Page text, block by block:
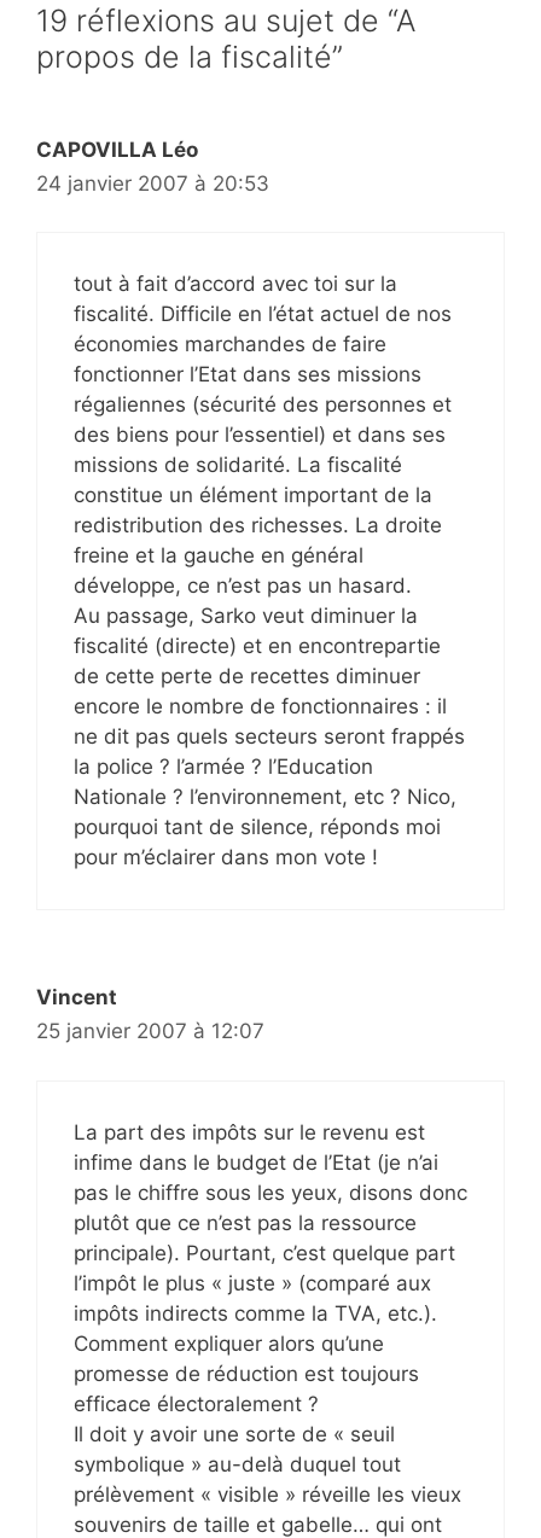
19 réflexions au sujet de “A
propos de la fiscalité”
CAPOVILLA Léo
24 janvier 2007 à 20:53
tout à fait d’accord avec toi sur la
fiscalité. Difficile en l’état actuel de nos
économies marchandes de faire
fonctionner l’Etat dans ses missions
régaliennes (sécurité des personnes et
des biens pour l’essentiel) et dans ses
missions de solidarité. La fiscalité
constitue un élément important de la
redistribution des richesses. La droite
freine et la gauche en général
développe, ce n’est pas un hasard.
Au passage, Sarko veut diminuer la
fiscalité (directe) et en encontrepartie
de cette perte de recettes diminuer
encore le nombre de fonctionnaires : il
ne dit pas quels secteurs seront frappés
la police ? l’armée ? l’Education
Nationale ? l’environnement, etc ? Nico,
pourquoi tant de silence, réponds moi
pour m’éclairer dans mon vote !
Vincent
25 janvier 2007 à 12:07
La part des impôts sur le revenu est
infime dans le budget de l’Etat (je n’ai
pas le chiffre sous les yeux, disons donc
plutôt que ce n’est pas la ressource
principale). Pourtant, c’est quelque part
l’impôt le plus « juste » (comparé aux
impôts indirects comme la TVA, etc.).
Comment expliquer alors qu’une
promesse de réduction est toujours
efficace électoralement ?
Il doit y avoir une sorte de « seuil
symbolique » au-delà duquel tout
prélèvement « visible » réveille les vieux
souvenirs de taille et gabelle… qui ont